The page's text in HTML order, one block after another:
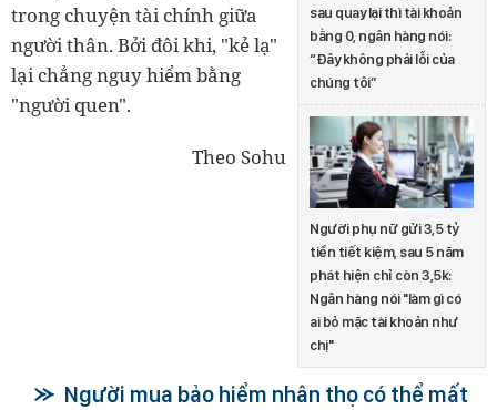
sau quay lại thì tài khoản
bằng 0, ngân hàng nói:
“Đây không phải lỗi của
chúng tôi”
Người phụ nữ gửi 3,5 tỷ
tiền tiết kiệm, sau 5 năm
phát hiện chỉ còn 3,5k:
Ngân hàng nói "làm gì có
ai bỏ mặc tài khoản như
chị"
trong chuyện tài chính giữa
người thân. Bởi đôi khi, "kẻ lạ"
lại chẳng nguy hiểm bằng
"người quen".
Theo Sohu
Người mua bảo hiểm nhân thọ có thể mất